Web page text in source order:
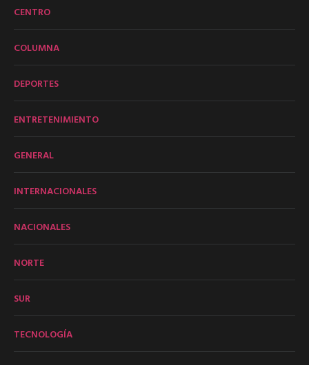
CENTRO
COLUMNA
DEPORTES
ENTRETENIMIENTO
GENERAL
INTERNACIONALES
NACIONALES
NORTE
SUR
TECNOLOGÍA